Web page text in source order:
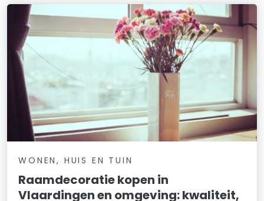
WONEN, HUIS EN TUIN
Raamdecoratie kopen in
Vlaardingen en omgeving: kwaliteit,